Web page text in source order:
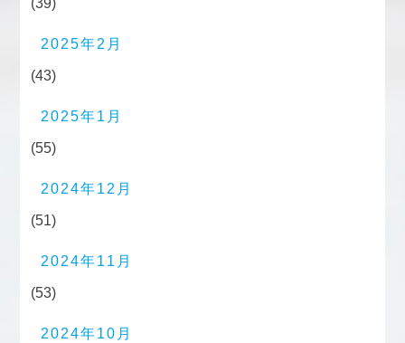
(39)
2025年2月
(43)
2025年1月
(55)
2024年12月
(51)
2024年11月
(53)
2024年10月